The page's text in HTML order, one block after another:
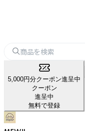
5,000円分クーポン進呈中
クーポン
進呈中
無料で登録